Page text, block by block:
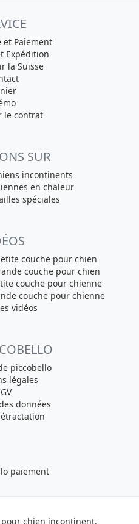
et Paiement
Expédition
la Suisse
le contrat
SUR
incontinents
en chaleur
spéciales
couche pour chien
couche pour chien
couche pour chienne
couche pour chienne
vidéos
piccobello
légales
données
chien incontinent.